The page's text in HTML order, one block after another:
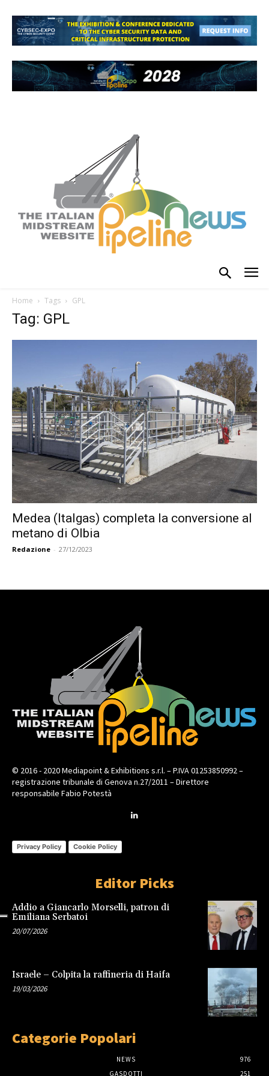
Home Tags GPL
Tag: GPL
Medea (Italgas) completa la conversione al
metano di Olbia
Redazione - 27/12/2023
© 2016 - 2020 Mediapoint & Exhibitions s.r.l. – P.IVA 01253850992 –
registrazione tribunale di Genova n.27/2011 – Direttore
responsabile Fabio Potestà
Privacy Policy Cookie Policy
Editor Picks
Addio a Giancarlo Morselli, patron di
Emiliana Serbatoi
20/07/2026
Israele – Colpita la raffineria di Haifa
19/03/2026
Categorie Popolari
NEWS
976
GASDOTTI
251